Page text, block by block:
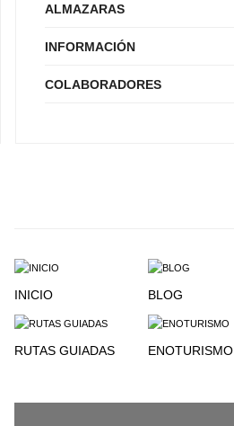
ALMAZARAS
INFORMACIÓN
COLABORADORES
INICIO BLOG
RUTAS GUIADAS
ENOTURISMO